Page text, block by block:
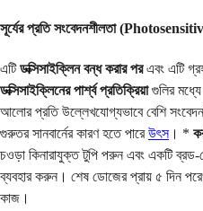
সূর্যের প্রতি সংবেদনশীলতা
এটিডক্সিসাইক্লিন বন্ধ করার পরএবং এটি
ডক্সিসাইক্লিনের পার্শ্ব প্রতিক্রিয়াগুলির
আলোর প্রতি উল্লেখযোগ্যভাবে বেশি
গুরুতর সানবার্নের কারণ হতে পারেউৎস। *
চওড়া কিনারাযুক্ত টুপি পরুন এবং একটি ব্রড-
ব্যবহার করুন। শেষ ডোজের প্রায় ৫ দিন
কাজ।